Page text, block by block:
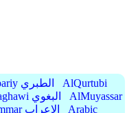
AtTabariy الطبري
AlQurtubi
AlBaghawi البغوي
AlMuyassar
Grammar الإعراب
Arabic